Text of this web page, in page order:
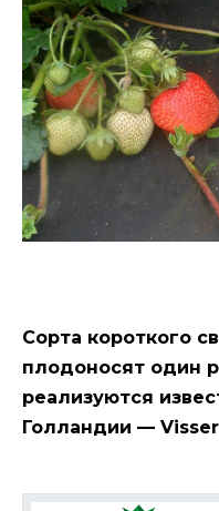
Сорта короткого
плодоносят один
реализуются
Голландии —